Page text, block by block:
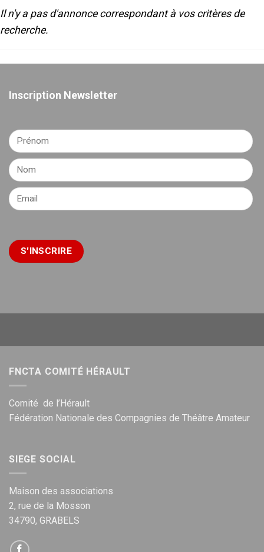
Il n'y a pas d'annonce correspondant à vos critères de
recherche.
Inscription Newsletter
FNCTA COMITÉ HÉRAULT
Comité de l’Hérault
Fédération Nationale des Compagnies de Théâtre Amateur
SIEGE SOCIAL
Maison des associations
2, rue de la Mosson
34790, GRABELS